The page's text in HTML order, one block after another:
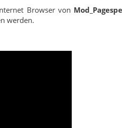
Browser von
werden.